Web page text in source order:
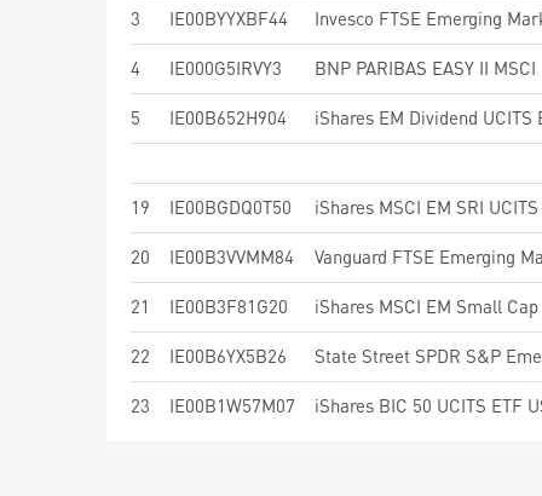
3 IE00BYYXBF44
4 IE000G5IRVY3
5 IE00B652H904 iShares EM Dividend UCITS
19 IE00BGDQ0T50 iShares MSCI EM SRI
20 IE00B3VVMM84
21 IE00B3F81G20 iShares MSCI EM Small
22 IE00B6YX5B26
23 IE00B1W57M07 iShares BIC 50 UCITS ETF